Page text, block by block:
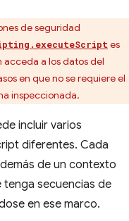
de seguridad
es
a los datos del
en que no se requiere el
inspeccionada.
incluir varios
diferentes. Cada
de un contexto
secuencias de
en ese marco.